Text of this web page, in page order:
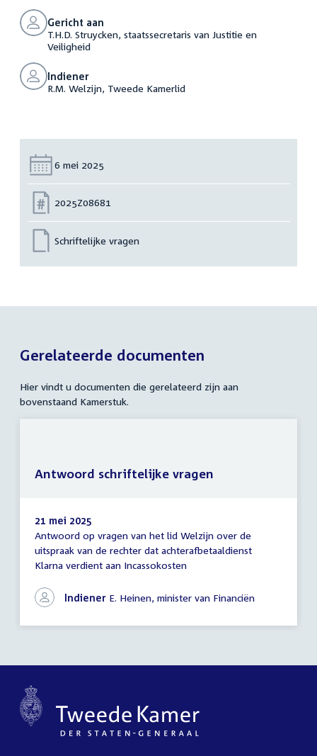
Gericht aan
T.H.D. Struycken, staatssecretaris van Justitie en
Veiligheid
Indiener
R.M. Welzijn, Tweede Kamerlid
Datum:
6 mei 2025
Nummer:
2025Z08681
Schriftelijke vragen
Gerelateerde documenten
Hier vindt u documenten die gerelateerd zijn aan
bovenstaand Kamerstuk.
Antwoord
schriftelijke
vragen
21 mei 2025
Antwoord op vragen van het lid Welzijn over de
uitspraak van de rechter dat achterafbetaaldienst
Klarna verdient aan Incassokosten
Indiener E. Heinen, minister van Financiën
Antwoord schriftelijke vragen